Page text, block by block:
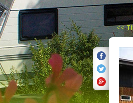
<<